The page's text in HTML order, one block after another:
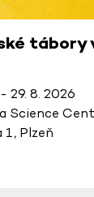
tábory
29. 8. 2026
Science
1, Plzeň